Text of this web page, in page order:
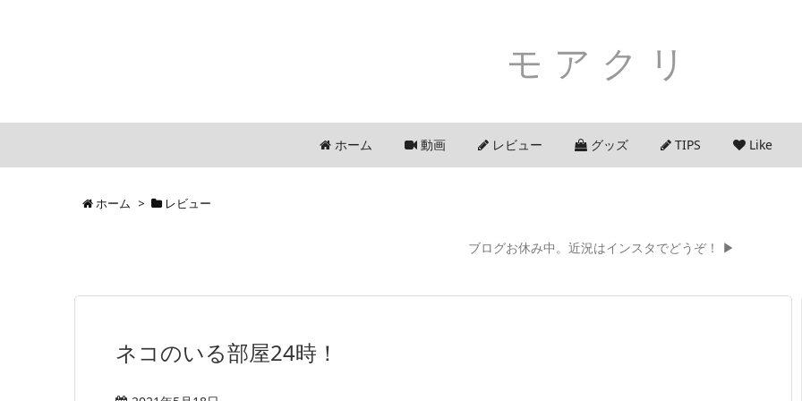
モアクリ
ホーム 動画 レビュー グッズ TIPS Like
ホーム > レビュー
ブログお休み中。近況はインスタでどうぞ！ ▶
ネコのいる部屋24時！